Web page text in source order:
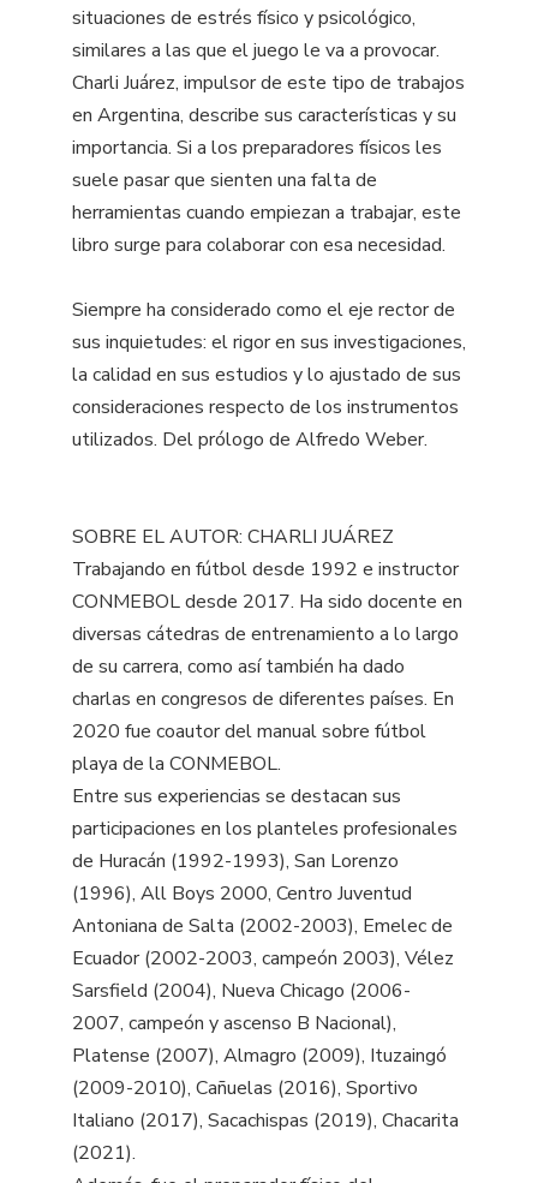
situaciones de estrés físico y psicológico,
similares a las que el juego le va a provocar.
Charli Juárez, impulsor de este tipo de trabajos
en Argentina, describe sus características y su
importancia. Si a los preparadores físicos les
suele pasar que sienten una falta de
herramientas cuando empiezan a trabajar, este
libro surge para colaborar con esa necesidad.
Siempre ha considerado como el eje rector de
sus inquietudes: el rigor en sus investigaciones,
la calidad en sus estudios y lo ajustado de sus
consideraciones respecto de los instrumentos
utilizados. Del prólogo de Alfredo Weber.
SOBRE EL AUTOR: CHARLI JUÁREZ
Trabajando en fútbol desde 1992 e instructor
CONMEBOL desde 2017. Ha sido docente en
diversas cátedras de entrenamiento a lo largo
de su carrera, como así también ha dado
charlas en congresos de diferentes países. En
2020 fue coautor del manual sobre fútbol
playa de la CONMEBOL.
Entre sus experiencias se destacan sus
participaciones en los planteles profesionales
de Huracán (1992-1993), San Lorenzo
(1996), All Boys 2000, Centro Juventud
Antoniana de Salta (2002-2003), Emelec de
Ecuador (2002-2003, campeón 2003), Vélez
Sarsfield (2004), Nueva Chicago (2006-
2007, campeón y ascenso B Nacional),
Platense (2007), Almagro (2009), Ituzaingó
(2009-2010), Cañuelas (2016), Sportivo
Italiano (2017), Sacachispas (2019), Chacarita
(2021).